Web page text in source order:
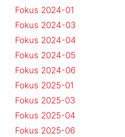
Fokus 2024-01
Fokus 2024-03
Fokus 2024-04
Fokus 2024-05
Fokus 2024-06
Fokus 2025-01
Fokus 2025-03
Fokus 2025-04
Fokus 2025-06